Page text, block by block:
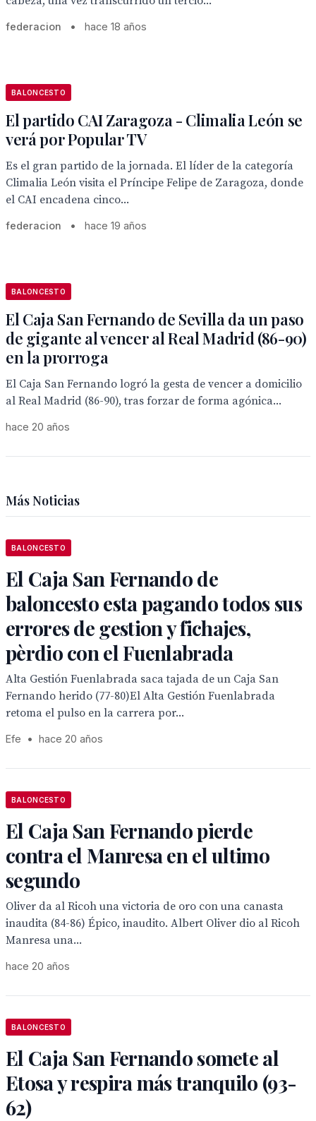
federacion • hace 18 años
BALONCESTO
El partido CAI Zaragoza - Climalia León se
verá por Popular TV
Es el gran partido de la jornada. El líder de la categoría
Climalia León visita el Príncipe Felipe de Zaragoza, donde
el CAI encadena cinco...
federacion • hace 19 años
BALONCESTO
El Caja San Fernando de Sevilla da un paso
de gigante al vencer al Real Madrid (86-90)
en la prorroga
El Caja San Fernando logró la gesta de vencer a domicilio
al Real Madrid (86-90), tras forzar de forma agónica...
hace 20 años
Más Noticias
BALONCESTO
El Caja San Fernando de
baloncesto esta pagando todos sus
errores de gestion y fichajes,
pèrdio con el Fuenlabrada
Alta Gestión Fuenlabrada saca tajada de un Caja San
Fernando herido (77-80)El Alta Gestión Fuenlabrada
retoma el pulso en la carrera por...
Efe • hace 20 años
BALONCESTO
El Caja San Fernando pierde
contra el Manresa en el ultimo
segundo
Oliver da al Ricoh una victoria de oro con una canasta
inaudita (84-86) Épico, inaudito. Albert Oliver dio al Ricoh
Manresa una...
hace 20 años
BALONCESTO
El Caja San Fernando somete al
Etosa y respira más tranquilo (93-
62)